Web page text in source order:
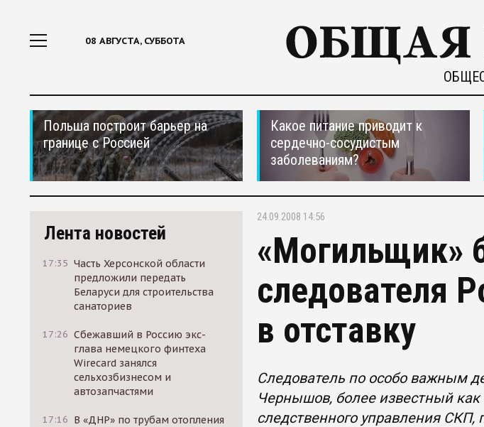
08 АВГУСТА, СУББОТА
Польша построит барьер на
границе с Россией
Какое питание приводит к
сердечно-сосудистым
заболеваниям?
Лента новостей
17:35 Часть Херсонской области
предложили передать
Беларуси для строительства
санаториев
17:26 Сбежавший в Россию экс-
глава немецкого финтеха
Wirecard занялся
сельхозбизнесом и
автозапчастями
17:16 В «ДНР» по трубам отопления
24.09.2008 14:56
«Могильщик»
следователя
в отставку
Следователь по особо важным
Чернышов, более известный как
следственного управления СКП,